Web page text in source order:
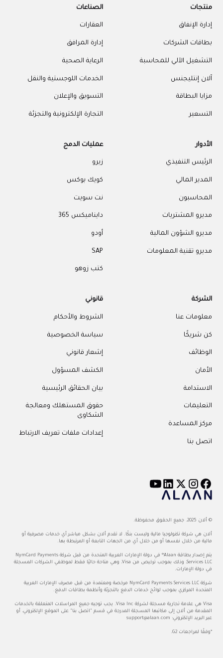
منتجات
إدارة الإنفاق
بطاقات الشركات
التشغيل الآلي للمحاسبة
آلان إنتليجنس
مزايا البطاقة
التسعير
الصناعات
العقارات
إدارة المرافق
الرعاية الصحية
الخدمات اللوجستية والنقل
التسويق والإعلان
التجارة الإلكترونية والتجزئة
الأدوار
الرئيس التنفيذي
المدير المالي
المحاسبون
مديرو المشتريات
مديرو الشؤون المالية
مديرو تقنية المعلومات
عمليات الدمج
زيرو
كويك بوكس
نت سويت
دايناميكس 365
أودو
SAP
كتب زوهو
الشركة
معلومات عنا
كن شريكًا
الوظائف
الأمان
الاستدامة
التعليمات
مركز المساعدة
اتصل بنا
قانوني
الشروط والأحكام
سياسة الخصوصية
إشعار قانوني
الكشف المسؤول
بيان الحقائق الرئيسية
حقوق المستهلك ومعالجة
الشكاوى
إعدادات ملفات تعريف الارتباط
© ألان 2025. جميع الحقوق محفوظة.
ألان هي شركة تكنولوجيا مالية وليست بنكًا. لا تقدم ألان بشكل مباشر أي خدمات مصرفية أو
مالية من خلال نفسها أو من خلال أي من الجهات التابعة أو المرتبطة بها.
يتم إصدار بطاقة Alaan® في دولة الإمارات العربية المتحدة من قبل شركة NymCard Payments
Services LLC، وذلك بموجب ترخيص من Visa، وهي متاحة حاليًا فقط لموظفي الشركات المسجلة
في دولة الإمارات.
شركة NymCard Payments Services LLC مرخصة ومعتمدة من قبل مصرف الإمارات العربية
المتحدة المركزي بموجب لوائح خدمات الدفع بالتجزئة وأنظمة بطاقات الدفع.
Visa هي علامة تجارية مسجلة لشركة Visa Inc. يجب توجيه جميع المراسلات المتعلقة بالخدمات
المقدمة من ألان إلى مكاتبها المسجلة المدرجة في قسم "اتصل بنا" على الموقع الإلكتروني، أو
عبر البريد الإلكتروني: support@alaan.com
*وفقًا لمراجعات G2.